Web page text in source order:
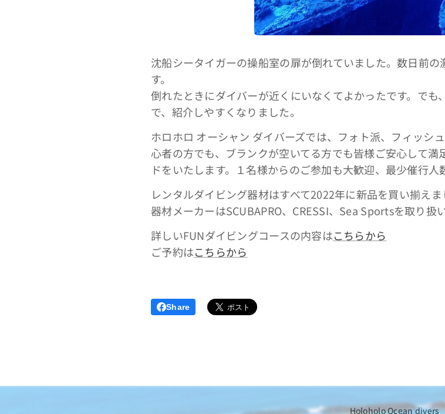
沈船シータイガーの操船室の扉が倒れていました。数日前
す。
倒れたときにダイバーが近くにいなくてよかったです。で
で、紹介しやすくなりました。
ホロホロ オーシャン ダイバーズでは、フォト派、フィッシ
心者の方でも、ブランクが空いてる方でも皆様ご安心して
ドをいたします。１名様からのご参加も大歓迎、最少催行人
レンタルダイビング器材はすべて2022年に新品を買い揃えま
器材メーカーはSCUBAPRO、CRESSI、Sea Sportsを取り扱
詳しいFUNダイビングコースの内容はこちらから
ご予約はこちらから
Share
Holoholo Ocean divers